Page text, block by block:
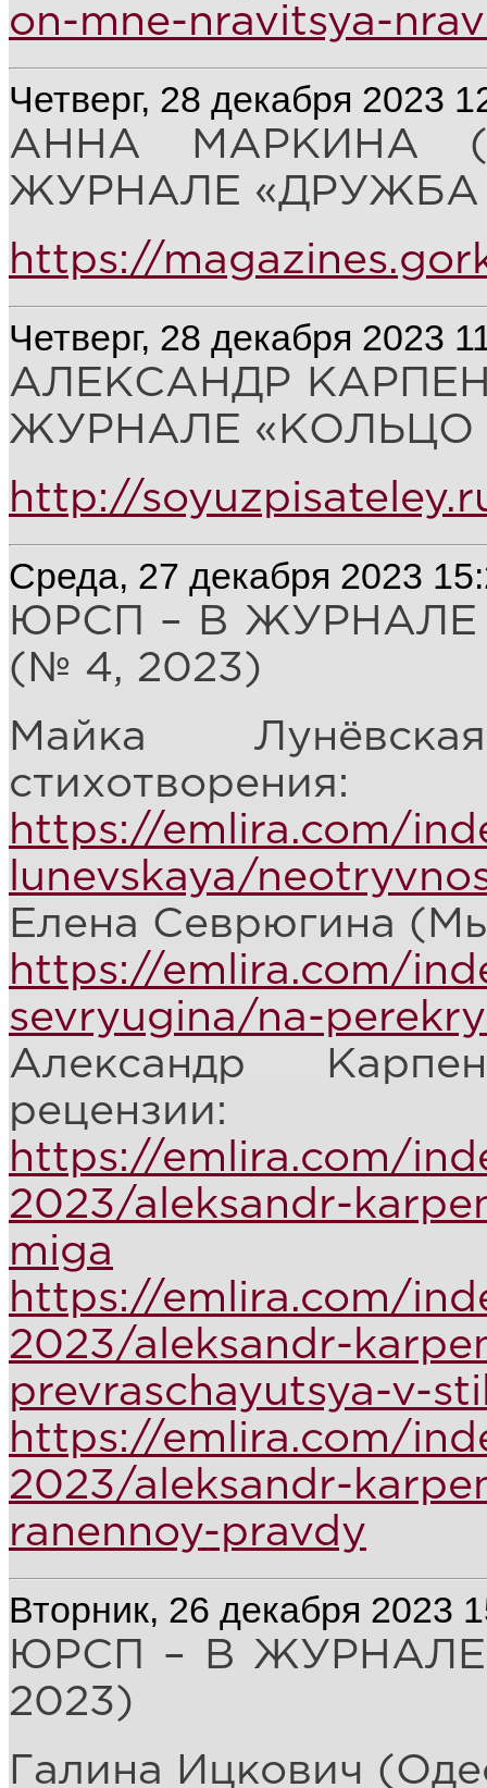
on-mne-nravitsya-
Четверг, 28 декабря 2023
АННА МАРКИНА
ЖУРНАЛЕ «ДРУЖБА
https://
Четверг, 28 декабря 2023
АЛЕКСАНДР
ЖУРНАЛЕ «КОЛЬЦО
http://
Среда, 27 декабря 2023
ЮРСП – В ЖУРНАЛЕ
(№ 4, 2023)
Майка
стихотворения:
https://emlira.com/
lunevskaya/
Елена Севрюгина
https://emlira.com/
sevryugina/na-
Александр
рецензии:
https://emlira.com/
2023/aleksandr-
miga
https://emlira.com/
2023/aleksandr-
prevraschayutsya-v-
https://emlira.com/
2023/aleksandr-
ranennoy-pravdy
Вторник, 26 декабря 2023
ЮРСП – В
2023)
Галина Ицкович